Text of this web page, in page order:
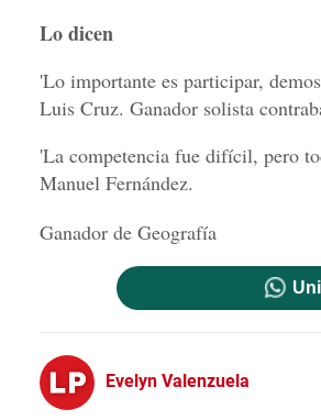
Lo dicen
'Lo importante es participar,
Luis Cruz. Ganador solista
'La competencia fue difícil, pero
Manuel Fernández.
Ganador de Geografía
Evelyn Valenzuela